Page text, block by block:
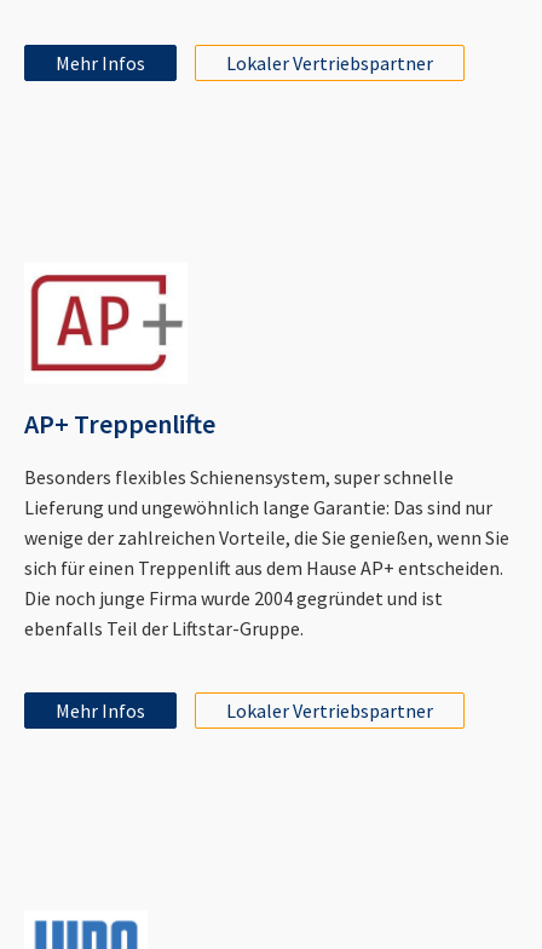
Mehr Infos Lokaler Vertriebspartner
AP+ Treppenlifte
Besonders flexibles Schienensystem, super schnelle
Lieferung und ungewöhnlich lange Garantie: Das sind nur
wenige der zahlreichen Vorteile, die Sie genießen, wenn Sie
sich für einen Treppenlift aus dem Hause AP+ entscheiden.
Die noch junge Firma wurde 2004 gegründet und ist
ebenfalls Teil der Liftstar-Gruppe.
Mehr Infos Lokaler Vertriebspartner